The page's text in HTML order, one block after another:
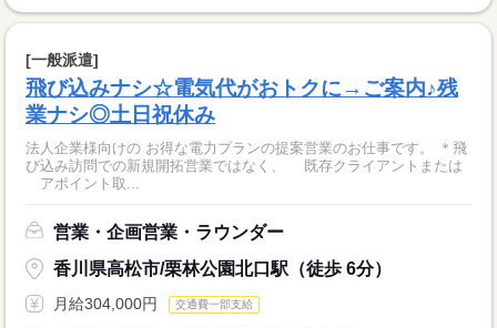
[一般派遣]
飛び込みナシ☆電気代がおトクに→ご案内♪残
業ナシ◎土日祝休み
法人企業様向けの お得な電力プランの提案営業のお仕事です。 ＊飛
び込み訪問での新規開拓営業ではなく、 既存クライアントまたは
アポイント取...
営業・企画営業・ラウンダー
香川県高松市/栗林公園北口駅（徒歩 6分）
月給304,000円 交通費一部支給